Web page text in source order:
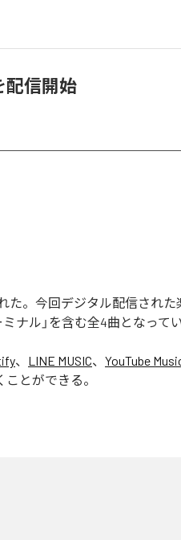
配信開始
た。今回デジタル配信された
ミナル」を含む全4曲となって
、 LINE MUSIC、 YouTube
とができる。